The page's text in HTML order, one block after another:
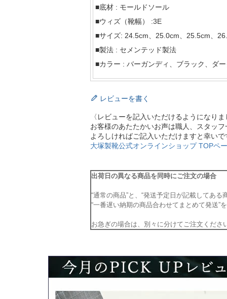
■底材 : モールドソール
■ウィズ（靴幅） :3E
■サイズ: 24.5cm、25.0cm、25.5cm、
■製法 : セメンテッド製法
■カラー : バーガンディ、ブラック、ダ
レビューを書く
〈レビューを記入いただけるようになり
お客様のあたたかいお声は職人、スタッ
よろしければご記入いただけますと幸い
大塚製靴公式オンラインショップ TOPペ
出荷日の異なる商品を同時にご注文の場合
“通常の商品”と、“発送予定日が記載してあ
“一番遅い納期の商品合わせてまとめて発送”
お急ぎの場合は、別々に分けてご注文くださ